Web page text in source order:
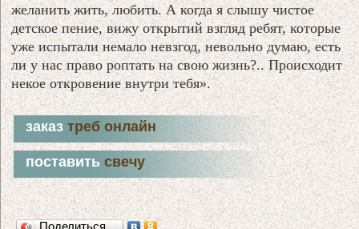
желанить жить, любить. А когда я слышу чистое
детское пение, вижу открытий взгляд ребят, которые
уже испытали немало невзгод, невольно думаю, есть
ли у нас право роптать на свою жизнь?.. Происходит
некое откровение внутри тебя».
заказтреб онлайн
поставитьсвечу
Поделиться…